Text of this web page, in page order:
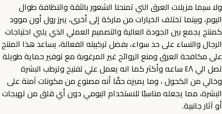
ولا سيما مزيلات العرق التي تمنحنا الشعور بالثقة والنظافة طوال
اليوم، وبينما تختلف الخيارات من ماركة إلى أخرى، يبرز رول أون موود
كمنتج يجمع بين الجودة العالية والتصميم العملي الذي يلبي احتياجات
الرجال والنساء على حد سواء، بفضل تركيبته الفعالة، يساعد هذا المنتج
على مكافحة العرق ومنع الروائح غير المرغوبة مع توفير حماية طويلة
تصل الي ٤٨ ساعه وأكثر كما انه يعمل علي تفتيح وترطب البشرة
وخالي من الكحول ، وما يميزه حقًا أنه مصنوع من مكونات آمنة على
البشرة، مما يجعله مناسبًا للاستخدام اليومي دون أي قلق من تهيجات
أو آثار جانبية.